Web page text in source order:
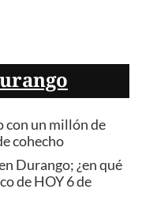
con un millón de
cohecho
Durango; ¿en qué
de HOY 6 de